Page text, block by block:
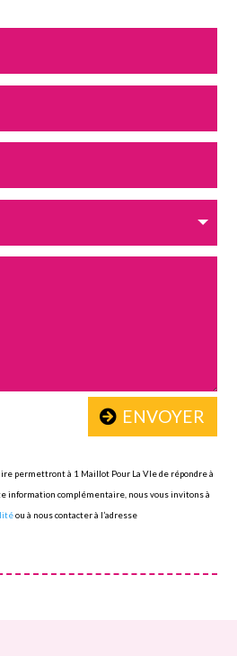
ENVOYER
permettront à 1 Maillot Pour La VIe de répondre à
information complémentaire, nous vous invitons à
ou à nous contacter à l’adresse